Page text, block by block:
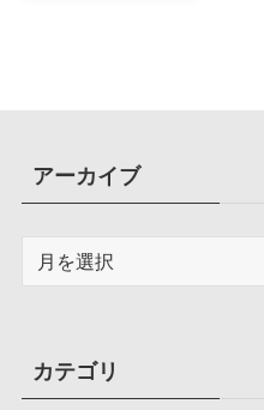
アーカイブ
ブカテゴリ